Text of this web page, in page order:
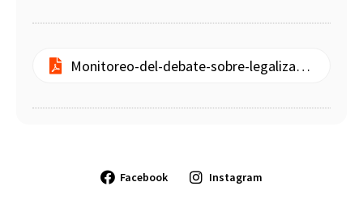
Monitoreo-del-debate-sobre-legalizacion-del-aborto-Informe-2.pdf
Facebook Instagram